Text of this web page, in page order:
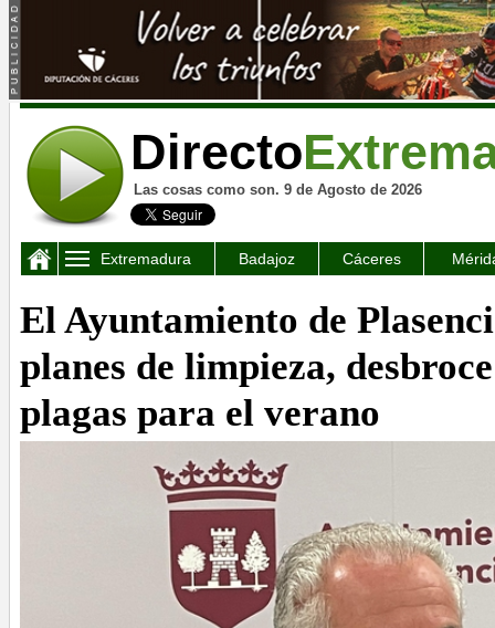
Directo
Las cosas como son. 9 de Agosto de 2026
Extremadura Badajoz Cáceres
El Ayuntamiento de
planes de limpieza,
plagas para el verano